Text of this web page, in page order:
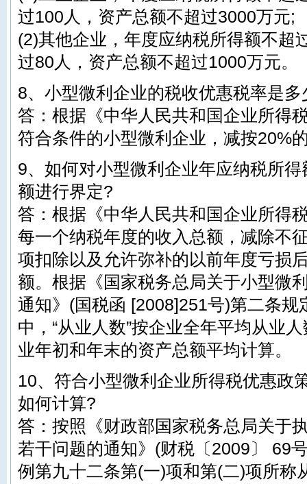
过100人，资产总额不超过3000万元;
(2)其他企业，年度应纳税所得额不超
过80人，资产总额不超过1000万元。
8、小型微利企业的税收优惠税率是多
答：根据《中华人民共和国企业所得
符合条件的小型微利企业，减按20%
9、如何对小型微利企业年应纳税所
额进行界定?
答：根据《中华人民共和国企业所得
每一个纳税年度的收入总额，减除不
项扣除以及允许弥补的以前年度亏损
额。根据《国家税务总局关于小型微
通知》(国税函 [2008]251号)第二条规
中，“从业人数”按企业全年平均从业
业年初和年末的资产总额平均计算。
10、符合小型微利企业所得税优惠政
如何计算?
答：按照《财政部国家税务总局关于
若干问题的通知》(财税〔2009〕 69
例第九十二条第(一)项和第(二)项所称